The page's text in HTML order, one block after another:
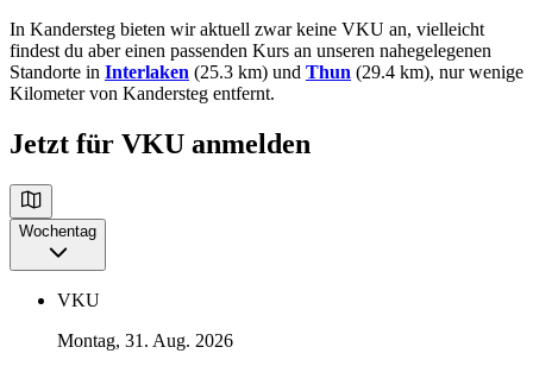
In Kandersteg bieten wir aktuell zwar keine VKU an, vielleicht
findest du aber einen passenden Kurs an unseren nahegelegenen
Standorte in Interlaken (25.3 km) und Thun (29.4 km), nur wenige
Kilometer von Kandersteg entfernt.
Jetzt für VKU anmelden
Wochentag
VKU
Montag, 31. Aug. 2026